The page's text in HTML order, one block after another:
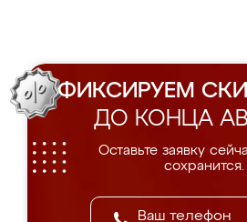
ФИКСИРУЕМ
ДО КОНЦА
Оставьте заявку
сохранится.